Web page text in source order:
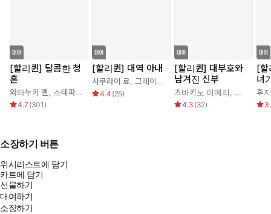
[할리퀸] 달콤한 청
혼
와타누키 멘 스테파니 로렌스
4.7 (301 )
[할리퀸] 대역 아내
사쿠라이 료 그레이스 그린
4.4 (25)
[할리퀸] 대부호와
남겨진 신부
츠바키노 이메리 케이트 휴
4.3 (32)
[할
녀
후
소장하기 버튼
위시리스트에 담기
카트에 담기
선물하기
대여하기
소장하기